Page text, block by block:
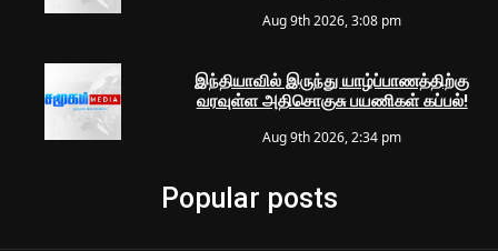
Aug 9th 2026, 3:08 pm
இந்தியாவில் இருந்து யாழ்ப்பாணத்திற்கு
வரவுள்ள அதிசொகுசு பயணிகள் கப்பல்!
Aug 9th 2026, 2:34 pm
Popular posts